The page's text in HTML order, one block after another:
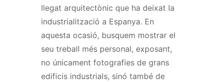
llegat arquitectònic que ha deixat la
industrialització a Espanya. En
aquesta ocasió, busquem mostrar el
seu treball més personal, exposant,
no únicament fotografies de grans
edificis industrials, sinó també de